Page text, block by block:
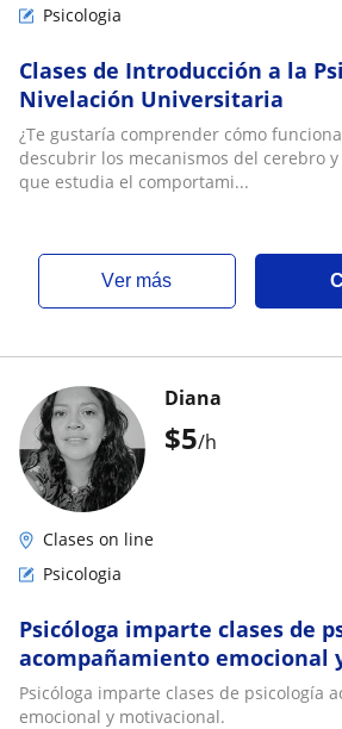
Psicologia
Clases de Introducción a la
Nivelación Universitaria
¿Te gustaría comprender cómo
descubrir los mecanismos del cerebro
que estudia el comportami...
ver más
$5/h
Diana
Clases on line
Psicologia
Psicóloga imparte clases de
acompañamiento emocional
Psicóloga imparte clases de psicología
emocional y motivacional.